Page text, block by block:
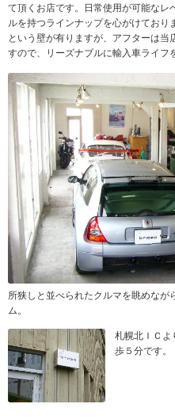
て頂くお店です。日常使用が可能なレ
ルを持つラインナップを心がけており
という壁が有りますが、アフターは当
すので、リーズナブルに輸入車ライフ
所狭しと並べられたクルマを眺めなが
ム。
札幌北ＩＣよ
歩５分です。